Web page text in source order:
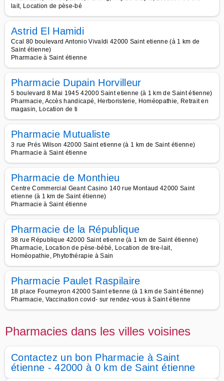
lait, Location de pèse-bé
Astrid El Hamidi
Ccal 80 boulevard Antonio Vivaldi 42000 Saint etienne (à 1 km de
Saint étienne)
Pharmacie à Saint étienne
Pharmacie Dupain Horvilleur
5 boulevard 8 Mai 1945 42000 Saint etienne (à 1 km de Saint étienne)
Pharmacie, Accès handicapé, Herboristerie, Homéopathie, Retrait en
magasin, Location de ti
Pharmacie Mutualiste
3 rue Prés Wilson 42000 Saint etienne (à 1 km de Saint étienne)
Pharmacie à Saint étienne
Pharmacie de Monthieu
Centre Commercial Geant Casino 140 rue Montaud 42000 Saint
etienne (à 1 km de Saint étienne)
Pharmacie à Saint étienne
Pharmacie de la République
38 rue République 42000 Saint etienne (à 1 km de Saint étienne)
Pharmacie, Location de pèse-bébé, Location de tire-lait,
Homéopathie, Phytothérapie à Sain
Pharmacie Paulet Raspilaire
18 place Fourneyron 42000 Saint etienne (à 1 km de Saint étienne)
Pharmacie, Vaccination covid- sur rendez-vous à Saint étienne
Pharmacies dans les villes voisines
Contactez un bon Pharmacie à Saint
étienne - 42000 à 0 km de Saint étienne